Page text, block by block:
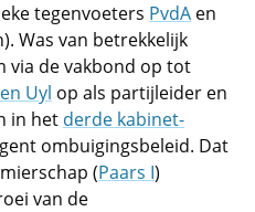
tegenvoeters PvdA en
Was van betrekkelijk
via de vakbond op tot
Uyl op als partijleider en
in het derde kabinet-
ombuigingsbeleid. Dat
(Paars I)
van de